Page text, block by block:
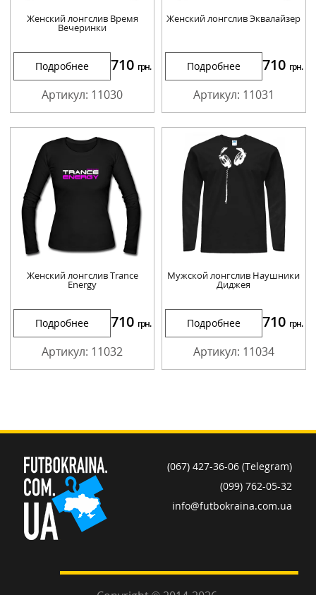
Женский лонгслив Время
Вечеринки
Подробнее 710 грн.
Артикул: 11030
Женский лонгслив Эквалайзер
Подробнее 710 грн.
Артикул: 11031
Женский лонгслив Trance
Energy
Подробнее 710 грн.
Артикул: 11032
Мужской лонгслив Наушники
Диджея
Подробнее 710 грн.
Артикул: 11034
(067) 427-36-06 (Telegram)
(099) 762-05-32
info@futbokraina.com.ua